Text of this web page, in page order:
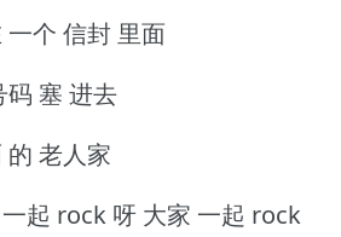
个 信封 里面
码 塞 进去
的 老人家
起 rock 呀 大家 一起 rock